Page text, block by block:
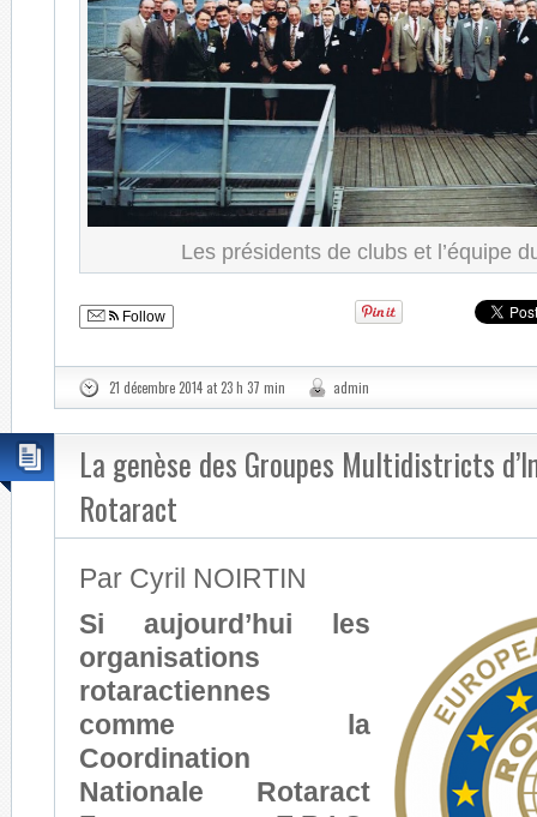
Les présidents de clubs et l’équipe
Follow
21 décembre 2014 at 23 h 37 min admin
La genèse des Groupes Multidistricts
Rotaract
Par Cyril NOIRTIN
Si aujourd’hui les
organisations
rotaractiennes
comme la
Coordination
Nationale Rotaract